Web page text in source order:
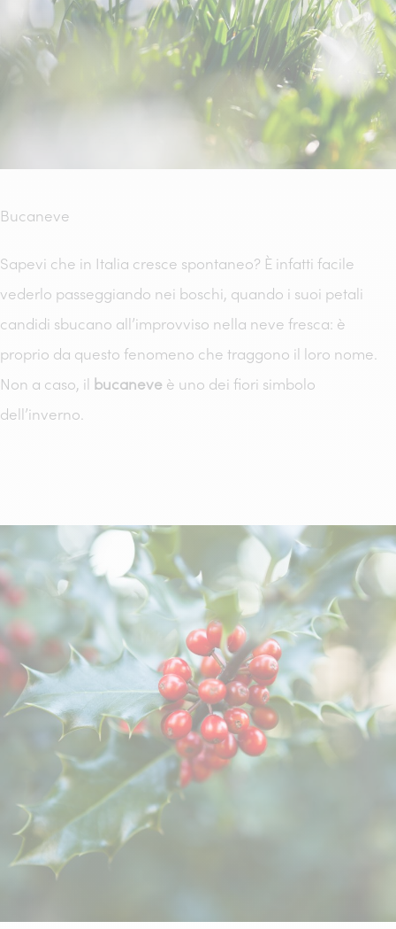
Bucaneve
Sapevi che in Italia cresce spontaneo? È infatti facile
vederlo passeggiando nei boschi, quando i suoi petali
candidi sbucano all’improvviso nella neve fresca: è
proprio da questo fenomeno che traggono il loro nome.
Non a caso, il bucaneve è uno dei fiori simbolo
dell’inverno.